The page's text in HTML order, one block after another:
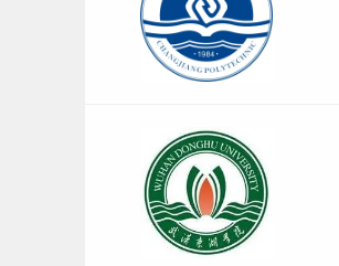
标签： 武汉有哪些大学